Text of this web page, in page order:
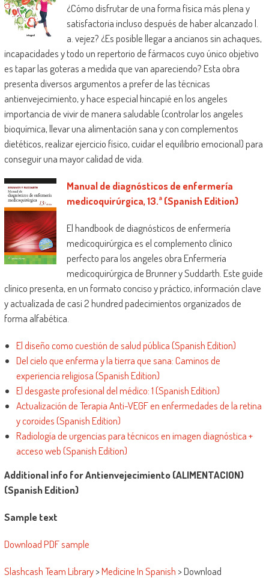
¿Cómo disfrutar de una forma física más plena y
satisfactoria incluso después de haber alcanzado l.
a. vejez? ¿Es posible llegar a ancianos sin achaques,
incapacidades y todo un repertorio de fármacos cuyo único objetivo
es tapar las goteras a medida que van apareciendo? Esta obra
presenta diversos argumentos a prefer de las técnicas
antienvejecimiento, y hace especial hincapié en los angeles
importancia de vivir de manera saludable (controlar los angeles
bioquímica, llevar una alimentación sana y con complementos
dietéticos, realizar ejercicio físico, cuidar el equilibrio emocional) para
conseguir una mayor calidad de vida.
Manual de diagnósticos de enfermería
medicoquirúrgica, 13.ª (Spanish Edition)
El handbook de diagnósticos de enfermería
medicoquirúrgica es el complemento clínico
perfecto para los angeles obra Enfermería
medicoquirúrgica de Brunner y Suddarth. Este guide
clínico presenta, en un formato conciso y práctico, información clave
y actualizada de casi 2 hundred padecimientos organizados de
forma alfabética.
El diseño como cuestión de salud pública (Spanish Edition)
Del cielo que enferma y la tierra que sana: Caminos de
experiencia religiosa (Spanish Edition)
El desgaste profesional del médico: 1 (Spanish Edition)
Actualización de Terapia Anti-VEGF en enfermedades de la retina
y coroides (Spanish Edition)
Radiología de urgencias para técnicos en imagen diagnóstica +
acceso web (Spanish Edition)
Additional info for Antienvejecimiento (ALIMENTACION)
(Spanish Edition)
Sample text
Download PDF sample
Slashcash Team Library>Medicine In Spanish >Download